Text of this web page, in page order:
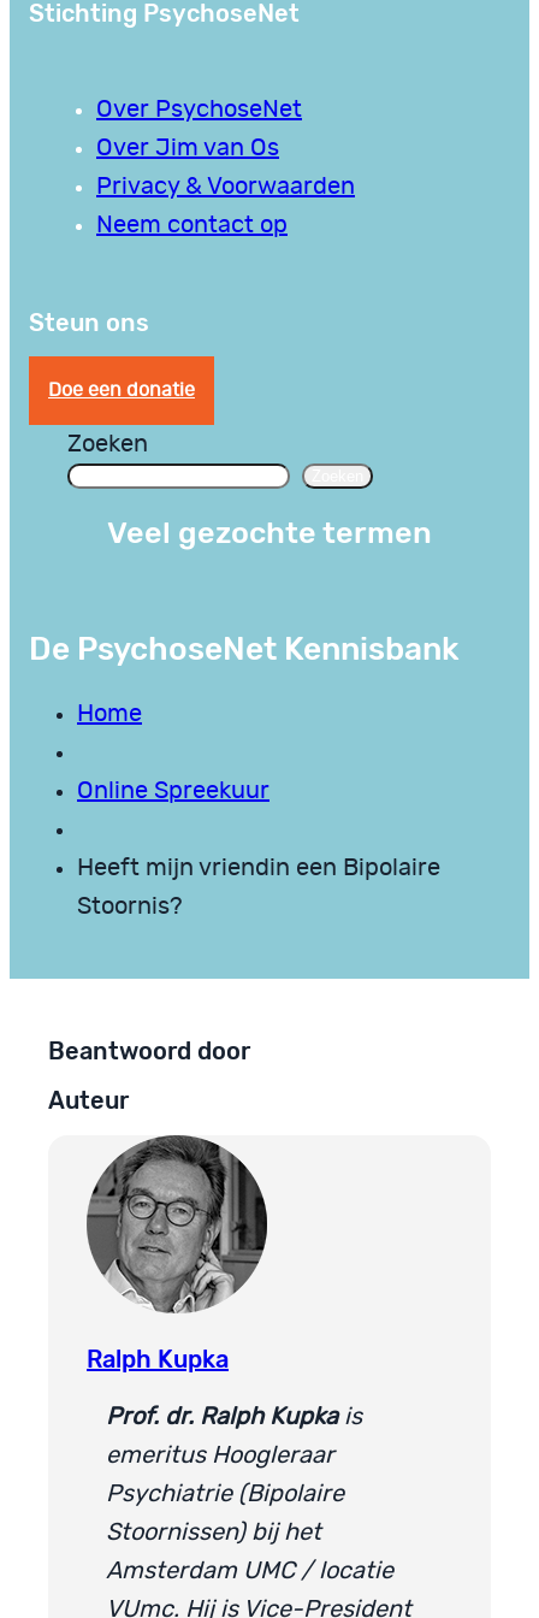
Stichting PsychoseNet
Over PsychoseNet
Over Jim van Os
Privacy & Voorwaarden
Neem contact op
Steun ons
Doe een donatie
Zoeken
Veel gezochte termen
De PsychoseNet Kennisbank
Home
Online Spreekuur
Heeft mijn vriendin een Bipolaire
Stoornis?
Beantwoord door
Auteur
Ralph Kupka
Prof. dr. Ralph Kupkais
emeritus Hoogleraar
Psychiatrie (Bipolaire
Stoornissen) bij het
Amsterdam UMC / locatie
VUmc. Hij is Vice-President